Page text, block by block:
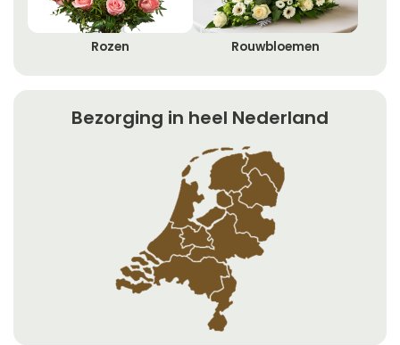
Rozen Rouwbloemen
Bezorging in heel Nederland